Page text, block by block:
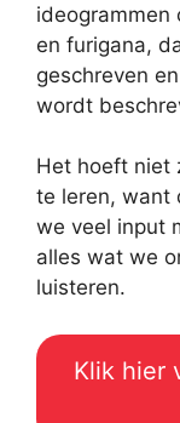
ideogrammen
en furigana,
geschreven
wordt
Het hoeft niet
te leren, want
we veel input
alles wat we
luisteren.
Klik hier